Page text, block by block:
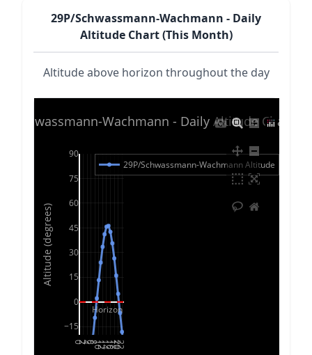
29P/Schwassmann-Wachmann - Daily
Altitude Chart (This Month)
Altitude above horizon throughout the day
0
2
4
6
8
10
12
14
16
18
20
22
−15
0
15
30
45
60
75
90
29P/Schwassmann-Wachmann Altitude
Schwassmann-Wachmann - Daily Altitude Chart
Altitude (degrees)
Horizon